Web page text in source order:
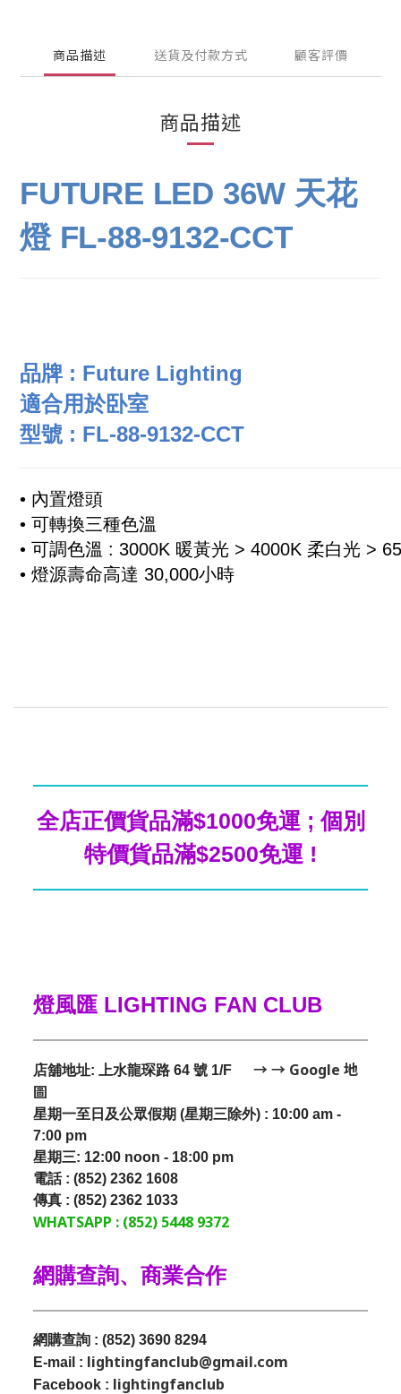
商品描述 送貨及付款方式 顧客評價
商品描述
FUTURE LED 36W 天花
燈 FL-88-9132-CCT
品牌 : Future Lighting
適合用於卧室
型號 : FL-88-9132-CCT
• 內置燈頭
• 可轉換三種色溫
• 可調色溫 : 3000K 暖黃光 > 4000K 柔白光 >
• 燈源壽命高達 30,000小時
全店正價貨品滿$1000免運 ; 個別
特價貨品滿$2500免運 !
燈風匯 LIGHTING FAN CLUB
店舖地址: 上水龍琛路 64 號 1/F
→ → Google 地
圖
星期一至日及公眾假期 (星期三除外) : 10:00 am -
7:00 pm
星期三: 12:00 noon - 18:00 pm
電話 : (852) 2362 1608
傳真 : (852) 2362 1033
WHATSAPP : (852) 5448 9372
網購查詢、商業合作
網購查詢 : (852) 3690 8294
E-mail : lightingfanclub@gmail.com
Facebook : lightingfanclub